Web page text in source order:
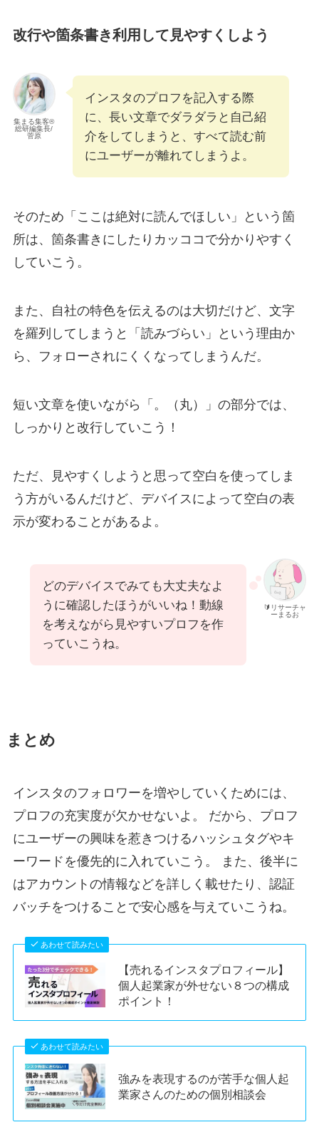
改行や箇条書き利用して見やすくしよう
集まる集客®︎
総研編集長/
菅原
インスタのプロフを記入する際
に、長い文章でダラダラと自己紹
介をしてしまうと、すべて読む前
にユーザーが離れてしまうよ。
そのため「ここは絶対に読んでほしい」という箇
所は、箇条書きにしたりカッココで分かりやすく
していこう。
また、自社の特色を伝えるのは大切だけど、文字
を羅列してしまうと「読みづらい」という理由か
ら、フォローされにくくなってしまうんだ。
短い文章を使いながら「。（丸）」の部分では、
しっかりと改行していこう！
ただ、見やすくしようと思って空白を使ってしま
う方がいるんだけど、デバイスによって空白の表
示が変わることがあるよ。
🔰リサーチャ
ーまるお
どのデバイスでみても大丈夫なよ
うに確認したほうがいいね！動線
を考えながら見やすいプロフを作
っていこうね。
まとめ
インスタのフォロワーを増やしていくためには、
プロフの充実度が欠かせないよ。 だから、プロフ
にユーザーの興味を惹きつけるハッシュタグやキ
ーワードを優先的に入れていこう。 また、後半に
はアカウントの情報などを詳しく載せたり、認証
バッチをつけることで安心感を与えていこうね。
あわせて読みたい
【売れるインスタプロフィール】
個人起業家が外せない８つの構成
ポイント！
あわせて読みたい
強みを表現するのが苦手な個人起
業家さんのための個別相談会